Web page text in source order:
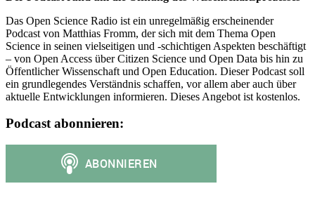
Das Open Science Radio ist ein unregelmäßig erscheinender
Podcast von Matthias Fromm, der sich mit dem Thema Open
Science in seinen vielseitigen und -schichtigen Aspekten beschäftigt
– von Open Access über Citizen Science und Open Data bis hin zu
Öffentlicher Wissenschaft und Open Education. Dieser Podcast soll
ein grundlegendes Verständnis schaffen, vor allem aber auch über
aktuelle Entwicklungen informieren. Dieses Angebot ist kostenlos.
Podcast abonnieren: